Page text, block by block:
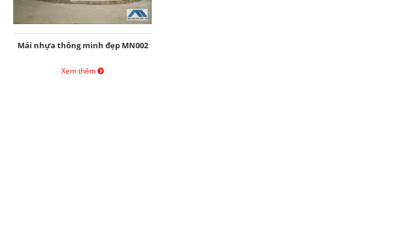
Mái nhựa thông minh đẹp MN002
Xem thêm